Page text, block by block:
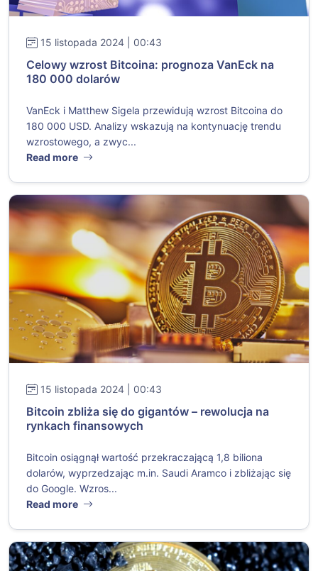
15 listopada 2024 | 00:43
Celowy wzrost Bitcoina: prognoza VanEck na
180 000 dolarów
VanEck i Matthew Sigela przewidują wzrost Bitcoina do
180 000 USD. Analizy wskazują na kontynuację trendu
wzrostowego, a zwyc...
Read more
15 listopada 2024 | 00:43
Bitcoin zbliża się do gigantów – rewolucja na
rynkach finansowych
Bitcoin osiągnął wartość przekraczającą 1,8 biliona
dolarów, wyprzedzając m.in. Saudi Aramco i zbliżając się
do Google. Wzros...
Read more